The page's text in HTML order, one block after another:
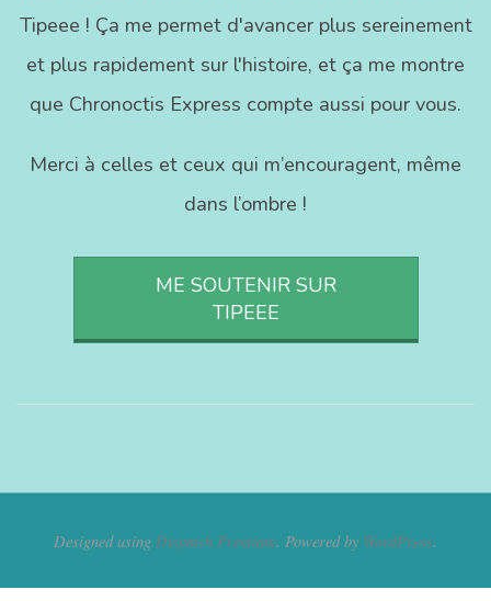
Tipeee ! Ça me permet d'avancer plus sereinement
et plus rapidement sur l'histoire, et ça me montre
que Chronoctis Express compte aussi pour vous.
Merci à celles et ceux qui m’encouragent, même
dans l’ombre !
ME SOUTENIR SUR
TIPEEE
Designed using Dispatch Premium. Powered by WordPress.